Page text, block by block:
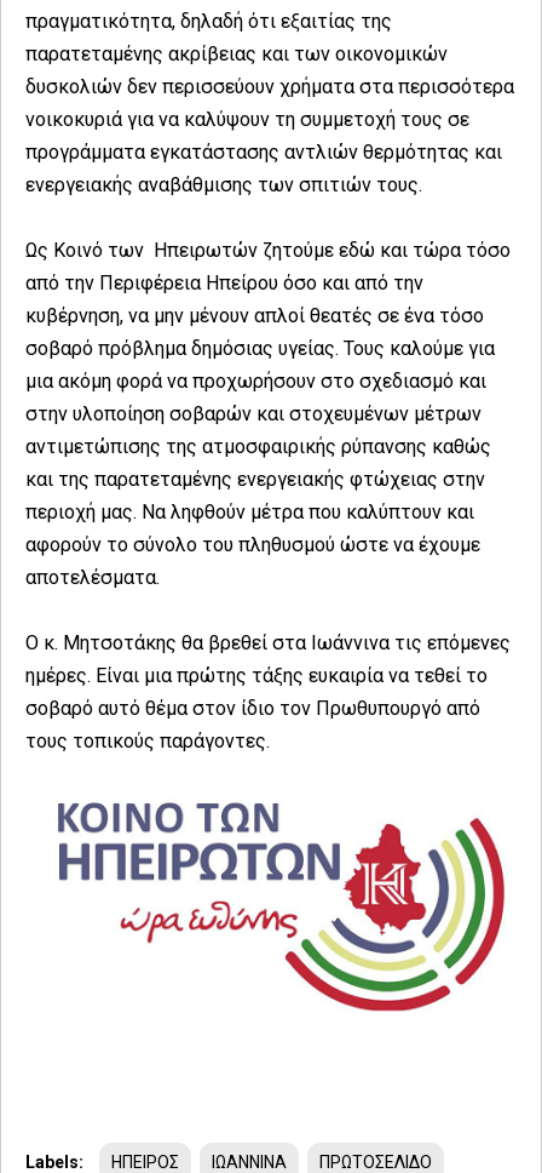
πραγματικότητα, δηλαδή ότι εξαιτίας της
παρατεταμένης ακρίβειας και των οικονομικών
δυσκολιών δεν περισσεύουν χρήματα στα περισσότερα
νοικοκυριά για να καλύψουν τη συμμετοχή τους σε
προγράμματα εγκατάστασης αντλιών θερμότητας και
ενεργειακής αναβάθμισης των σπιτιών τους.
Ως Κοινό των Ηπειρωτών ζητούμε εδώ και τώρα τόσο
από την Περιφέρεια Ηπείρου όσο και από την
κυβέρνηση, να μην μένουν απλοί θεατές σε ένα τόσο
σοβαρό πρόβλημα δημόσιας υγείας. Τους καλούμε για
μια ακόμη φορά να προχωρήσουν στο σχεδιασμό και
στην υλοποίηση σοβαρών και στοχευμένων μέτρων
αντιμετώπισης της ατμοσφαιρικής ρύπανσης καθώς
και της παρατεταμένης ενεργειακής φτώχειας στην
περιοχή μας. Να ληφθούν μέτρα που καλύπτουν και
αφορούν το σύνολο του πληθυσμού ώστε να έχουμε
αποτελέσματα.
Ο κ. Μητσοτάκης θα βρεθεί στα Ιωάννινα τις επόμενες
ημέρες. Είναι μια πρώτης τάξης ευκαιρία να τεθεί το
σοβαρό αυτό θέμα στον ίδιο τον Πρωθυπουργό από
τους τοπικούς παράγοντες.
Labels: ΗΠΕΙΡΟΣ ΙΩΑΝΝΙΝΑ ΠΡΩΤΟΣΕΛΙΔΟ